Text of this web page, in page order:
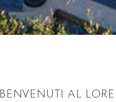
BENVENUTI AL